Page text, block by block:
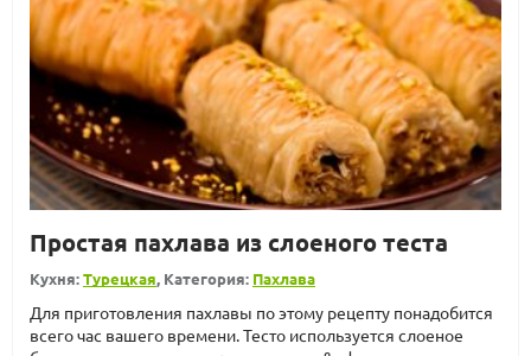
Простая пахлава из слоеного теста
Кухня:Турецкая, Категория: Пахлава
Для приготовления пахлавы по этому рецепту понадобится
всего час вашего времени. Тесто используется слоеное